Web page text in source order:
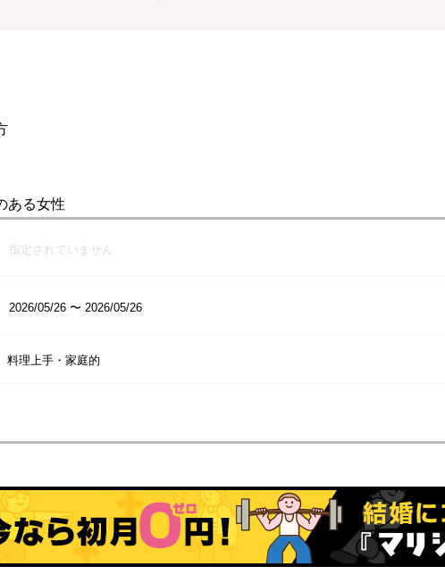
ある女性
指定されていません
2026/05/26 〜 2026/05/26
料理上手・家庭的